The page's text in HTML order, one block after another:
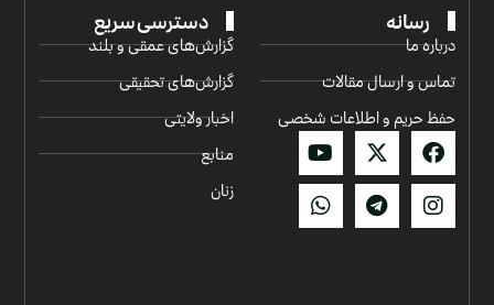
رسانه
درباره ما
تماس و ارسال مقالات
حفظ حریم و اطلاعات شخصی
دسترسی سریع
گزارش‌‌های عمقی و بلند
گزارش‌های تحقیقی
اخبار ولایتی
منابع
زنان